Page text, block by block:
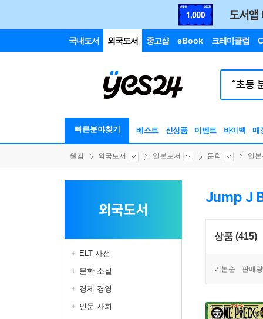
국내도서 외국도서 중고샵 eBook 크레마클럽
빠른분야찾기 베스트 신상품 이벤트 바이백 매
웰컴 외국도서 일본도서 문학 일
외국도서
ELT 사전
문학 소설
경제 경영
인문 사회
Jump J
상품 (415)
기본순 판매